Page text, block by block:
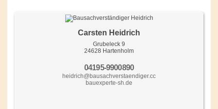
Carsten Heidrich
Grubeleck 9
24628 Hartenholm
04195-9900890
heidrich@bausachverstaendiger.cc
bauexperte-sh.de